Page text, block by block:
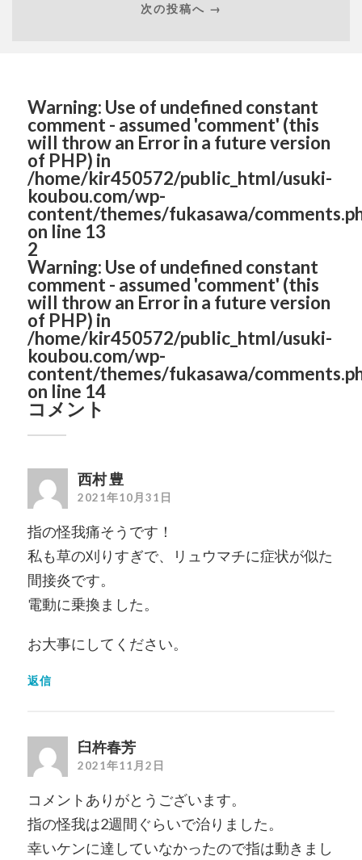
次の投稿へ →
Warning: Use of undefined constant
comment - assumed 'comment' (this
will throw an Error in a future version
of PHP) in
/home/kir450572/public_html/usuki-
koubou.com/wp-
content/themes/fukasawa/
on line 13
2
Warning: Use of undefined constant
comment - assumed 'comment' (this
will throw an Error in a future version
of PHP) in
/home/kir450572/public_html/usuki-
koubou.com/wp-
content/themes/fukasawa/
on line 14
コメント
西村 豊
2021年10月31日
指の怪我痛そうです！
私も草の刈りすぎで、リュウマチに症状が似た
間接炎です。
電動に乗換ました。
お大事にしてください。
返信
臼杵春芳
2021年11月2日
コメントありがとうございます。
指の怪我は2週間ぐらいで治りました。
幸いケンに達していなかったので指は動きまし